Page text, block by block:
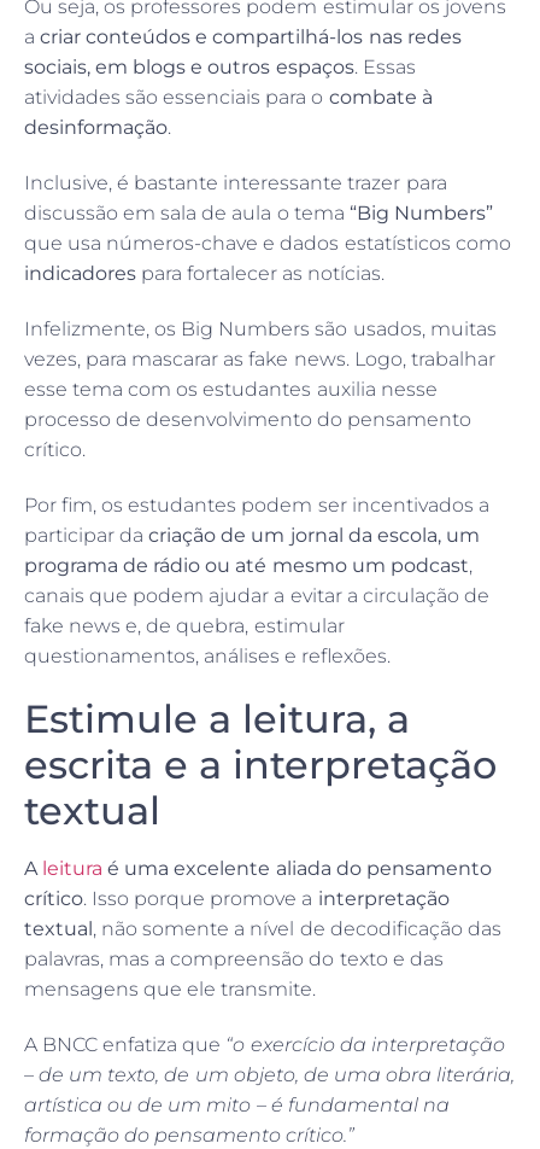
Ou seja, os professores podem estimular os jovens
acriar conteúdos e compartilhá-los nas redes
sociais, em blogs e outros espaços. Essas
atividades são essenciais para o combate à
desinformação.
Inclusive, é bastante interessante trazer para
discussão em sala de aula o tema “Big Numbers”
que usa números-chave e dados estatísticos como
indicadores para fortalecer as notícias.
Infelizmente, os Big Numbers são usados, muitas
vezes, para mascarar as fake news. Logo, trabalhar
esse tema com os estudantes auxilia nesse
processo de desenvolvimento do pensamento
crítico.
Por fim, os estudantes podem ser incentivados a
participar dacriação de um jornal da escola, um
programa de rádio ou até mesmo um podcast,
canais que podem ajudar a evitar a circulação de
fake news e, de quebra, estimular
questionamentos, análises e reflexões.
Estimule a leitura, a
escrita e a interpretação
textual
A leitura é uma excelente aliada do pensamento
crítico. Isso porque promove a interpretação
textual, não somente a nível de decodificação das
palavras, mas a compreensão do texto e das
mensagens que ele transmite.
A BNCC enfatiza que “o exercício da interpretação
– de um texto, de um objeto, de uma obra literária,
artística ou de um mito – é fundamental na
formação do pensamento crítico.”